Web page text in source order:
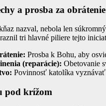
a prosba za obrátenie
nazval, nebola len
tri hlavné piliere tejto
Prosba k Bohu, aby
(reparácie): Obetovanie
Povinnosť katolíka vyznávať
pod krížom